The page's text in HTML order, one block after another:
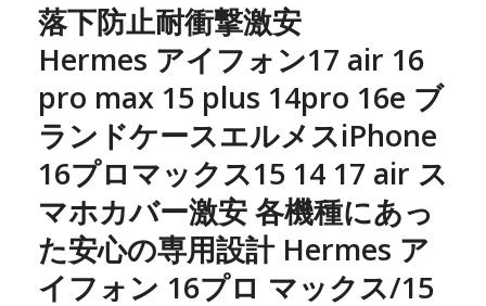
落下防止耐衝撃激安
Hermes アイフォン17 air 16
pro max 15 plus 14pro 16e ブ
ランドケースエルメスiPhone
16プロマックス15 14 17 air ス
マホカバー激安 各機種にあっ
た安心の専用設計 Hermes ア
イフォン 16プロ マックス/15